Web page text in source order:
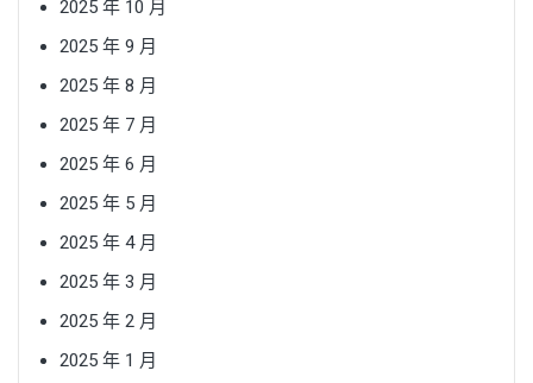
2025 年 10 月
2025 年 9 月
2025 年 8 月
2025 年 7 月
2025 年 6 月
2025 年 5 月
2025 年 4 月
2025 年 3 月
2025 年 2 月
2025 年 1 月